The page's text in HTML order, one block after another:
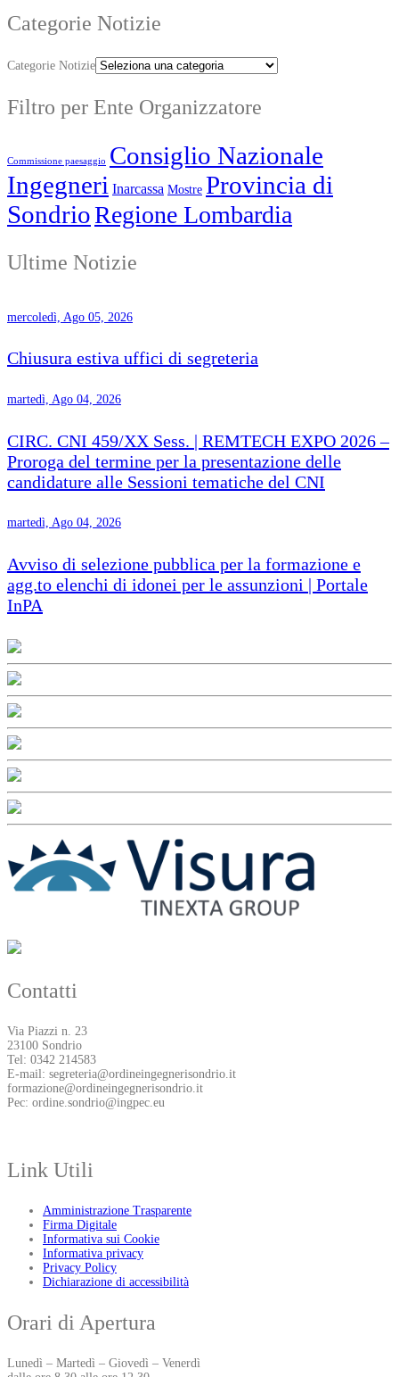
Categorie Notizie
Categorie Notizie
Filtro per Ente Organizzatore
Commissione paesaggio Consiglio Nazionale
Ingegneri Inarcassa Mostre Provincia di
SondrioRegione Lombardia
Ultime Notizie
mercoledì, Ago 05, 2026
Chiusura estiva uffici di segreteria
martedì, Ago 04, 2026
CIRC. CNI 459/XX Sess. | REMTECH EXPO 2026 –
Proroga del termine per la presentazione delle
candidature alle Sessioni tematiche del CNI
martedì, Ago 04, 2026
Avviso di selezione pubblica per la formazione e
agg.to elenchi di idonei per le assunzioni | Portale
InPA
Contatti
Via Piazzi n. 23
23100 Sondrio
Tel: 0342 214583
E-mail: segreteria@ordineingegnerisondrio.it
formazione@ordineingegnerisondrio.it
Pec: ordine.sondrio@ingpec.eu
Link Utili
Amministrazione Trasparente
Firma Digitale
Informativa sui Cookie
Informativa privacy
Privacy Policy
Dichiarazione di accessibilità
Orari di Apertura
Lunedì – Martedì – Giovedì – Venerdì